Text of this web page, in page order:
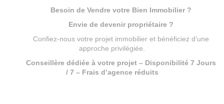
Besoin de Vendre votre Bien Immobilier ?
Envie de devenir propriétaire ?
Confiez-nous votre projet immobilier et bénéficiez d’une
approche privilégiée.
Conseillère dédiée à votre projet – Disponibilité 7 Jours
/ 7 – Frais d’agence réduits